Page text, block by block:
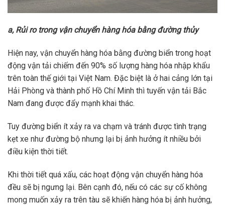
a, Rủi ro trong vận chuyển hàng hóa bằng đường thủy
Hiện nay, vận chuyển hàng hóa bằng đường biển trong hoạt
động vận tải chiếm đến 90% số lượng hàng hóa nhập khẩu
trên toàn thế giới tại Việt Nam. Đặc biệt là ở hai cảng lớn tại
Hải Phòng và thành phố Hồ Chí Minh thì tuyến vận tải Bắc
Nam đang được đẩy mạnh khai thác.
Tuy đường biển ít xảy ra va chạm và tránh được tình trạng
kẹt xe như đường bộ nhưng lại bị ảnh hưởng ít nhiều bởi
điều kiện thời tiết.
Khi thời tiết quá xấu, các hoạt động vận chuyển hàng hóa
đều sẽ bị ngưng lại. Bên cạnh đó, nếu có các sự cố không
mong muốn xảy ra trên tàu sẽ khiến hàng hóa bị ảnh hưởng,